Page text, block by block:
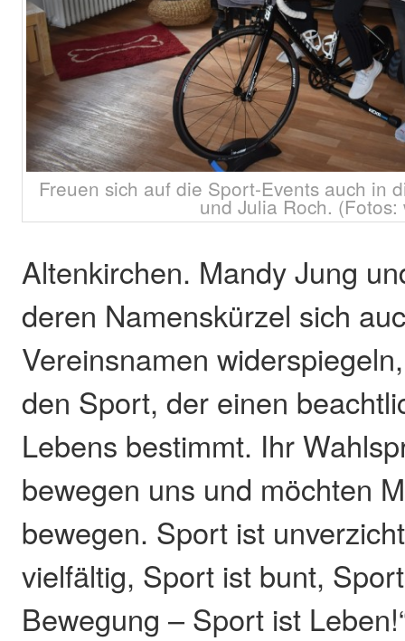
Freuen sich auf die Sport-Events auch in
und Julia Roch. (Fotos:
Altenkirchen. Mandy Jung
deren Namenskürzel sich
Vereinsnamen
den Sport, der einen
Lebens bestimmt. Ihr
bewegen uns und möchten
bewegen. Sport ist
vielfältig, Sport ist bunt,
Bewegung – Sport ist